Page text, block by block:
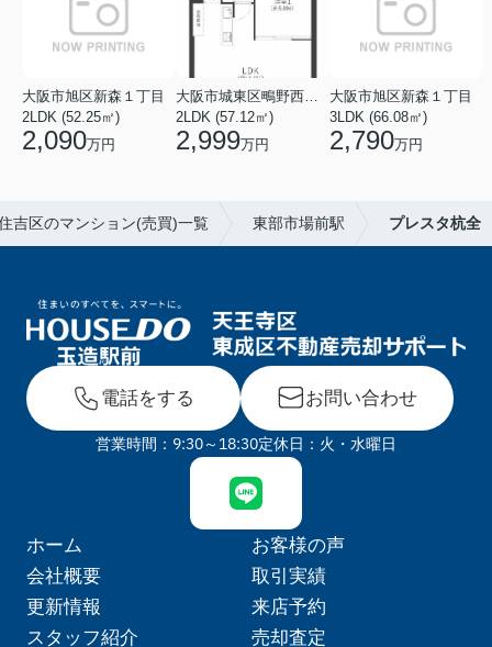
大阪市旭区新森１丁目
2LDK (52.25㎡)
2,090万円
2LDK (57.12㎡)
2,999万円
大阪市旭区新森１丁目
3LDK (66.08㎡)
2,790万円
吉区のマンション(売買)一覧 東部市場前駅 プレスタ杭全
電話をする お問い合わせ
営業時間：9:30～18:30定休日：火・水曜日
ホーム
会社概要
更新情報
スタッフ紹介
お客様の声
取引実績
来店予約
売却査定